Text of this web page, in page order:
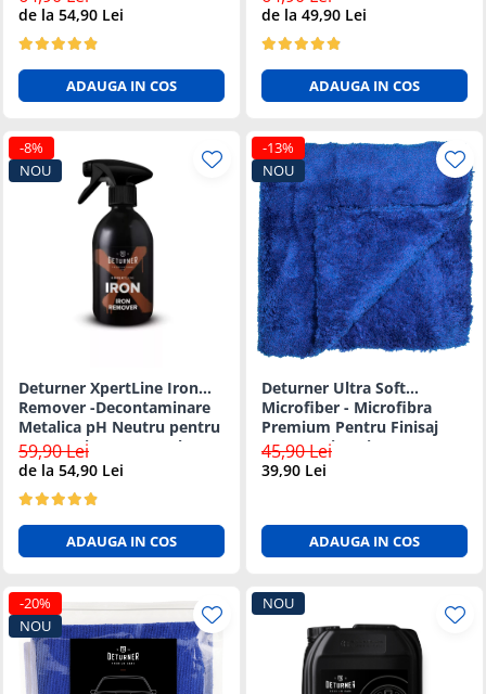
de la 54,90 Lei
ADAUGA IN COS
Sigura 500ml
de la 49,90 Lei
ADAUGA IN COS
-8%
NOU
Deturner XpertLine Iron
Remover -Decontaminare
Metalica pH Neutru pentru
Vopsea si Jante 500ml
59,90 Lei
de la 54,90 Lei
ADAUGA IN COS
-13%
NOU
Deturner Ultra Soft
Microfiber - Microfibra
Premium Pentru Finisaj
Fara Zgarieturi - 500 GSM
45,90 Lei
39,90 Lei
ADAUGA IN COS
-20%
NOU
NOU